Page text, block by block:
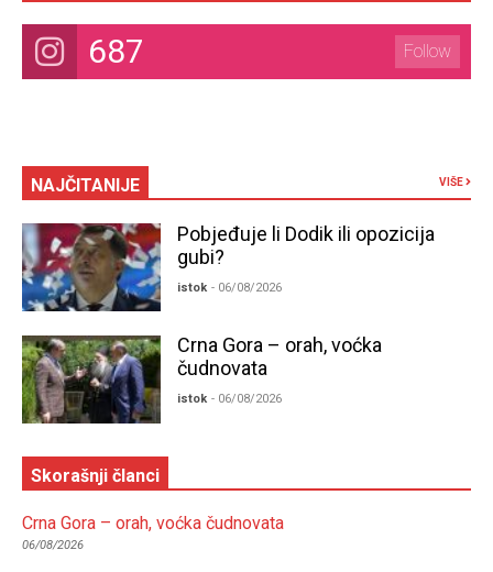
687 Follow
NAJČITANIJE VIŠE
Pobjeđuje li Dodik ili opozicija
gubi?
istok - 06/08/2026
Crna Gora – orah, voćka
čudnovata
istok - 06/08/2026
Skorašnji članci
Crna Gora – orah, voćka čudnovata
06/08/2026